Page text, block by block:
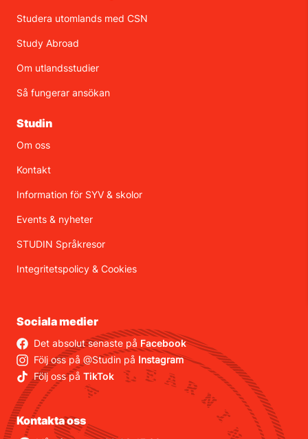
Studera utomlands med CSN
Study Abroad
Om utlandsstudier
Så fungerar ansökan
Studin
Om oss
Kontakt
Information för SYV & skolor
Events & nyheter
STUDIN Språkresor
Integritetspolicy & Cookies
Sociala medier
Det absolut senaste på Facebook
Följ oss på @Studin på Instagram
Följ oss på TikTok
Kontakta oss